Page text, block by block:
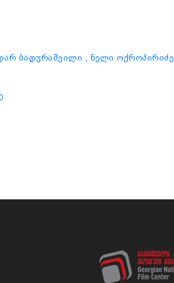
ბადურაშვილი
, ნელი ოქროპირიძე